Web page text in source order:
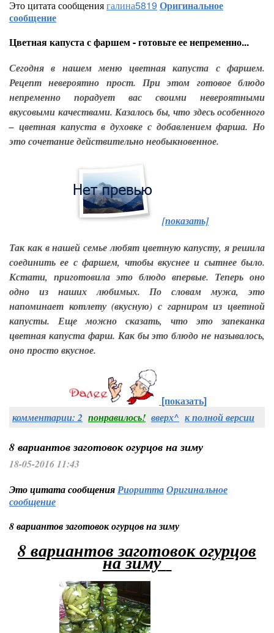
Это цитата сообщениягалина5819 Оригинальное
сообщение
Цветная капуста с фаршем - готовьте ее непременно...
Сегодня в нашем меню цветная капуста с фаршем.
Рецепт невероятно прост. При этом готовое блюдо
непременно порадует вас своими невероятными
вкусовыми качествами. Казалось бы, что здесь особенного
– цветная капуста в духовке с добавлением фарша. Но
это сочетание действительно необыкновенное.
[показать]
Так как в нашей семье любят цветную капусту, я решила
соединить ее с фаршем, чтобы вкуснее и сытнее было.
Кстати, приготовила это блюдо впервые. Теперь оно
одно из наших любимых. По словам мужа, это
напоминает котлету (вкусную) с гарниром из цветной
капусты. Еще можно сказать, что это запеканка
цветная капуста фарш. Как бы это блюдо не называлось,
оно просто вкусное.
[показать]
комментарии: 2 понравилось! вверх^ к полной версии
8 вариантов заготовок огурцов на зиму
18-05-2016 11:43
Это цитата сообщенияРиориттаОригинальное
сообщение
8 вариантов заготовок огурцов на зиму
8вариантов заготовок огурцов
на зиму